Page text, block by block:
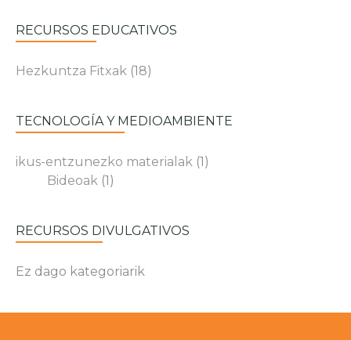
RECURSOS EDUCATIVOS
Hezkuntza Fitxak (18)
TECNOLOGÍA Y MEDIOAMBIENTE
ikus-entzunezko materialak (1)
Bideoak (1)
RECURSOS DIVULGATIVOS
Ez dago kategoriarik